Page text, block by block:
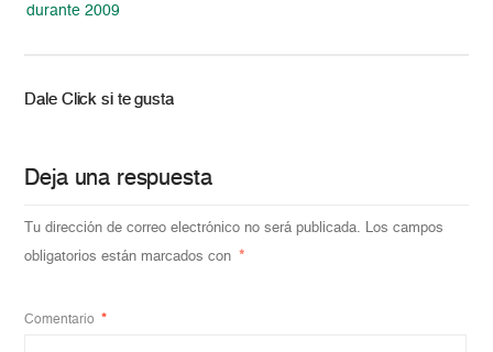
durante 2009
Dale Click si te gusta
Deja una respuesta
Tu dirección de correo electrónico no será publicada. Los campos
obligatorios están marcados con *
Comentario *